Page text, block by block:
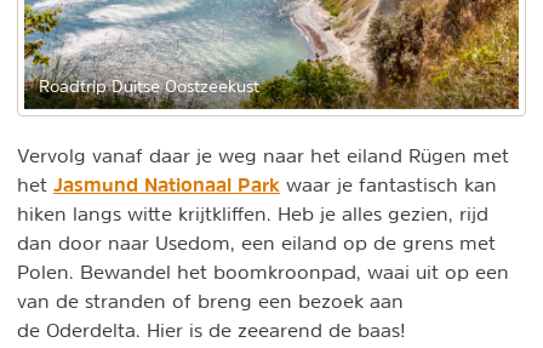
Roadtrip Duitse Oostzeekust
Vervolg vanaf daar je weg naar het eiland Rügen met
het Jasmund Nationaal Park waar je fantastisch kan
hiken langs witte krijtkliffen. Heb je alles gezien, rijd
dan door naar Usedom, een eiland op de grens met
Polen. Bewandel het boomkroonpad, waai uit op een
van de stranden of breng een bezoek aan
de Oderdelta. Hier is de zeearend de baas!